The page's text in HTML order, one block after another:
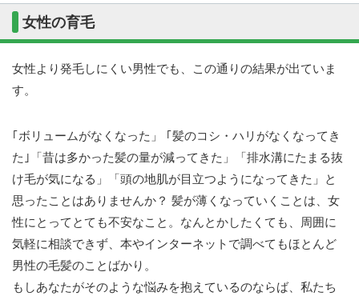
女性の育毛
女性より発毛しにくい男性でも、この通りの結果が出ていま
す。
｢ボリュームがなくなった」 ｢髪のコシ・ハリがなくなってき
た｣「昔は多かった髪の量が減ってきた」「排水溝にたまる抜
け毛が気になる」「頭の地肌が目立つようになってきた」と
思ったことはありませんか？ 髪が薄くなっていくことは、女
性にとってとても不安なこと。なんとかしたくても、周囲に
気軽に相談できず、本やインターネットで調べてもほとんど
男性の毛髪のことばかり。
もしあなたがそのような悩みを抱えているのならば、私たち